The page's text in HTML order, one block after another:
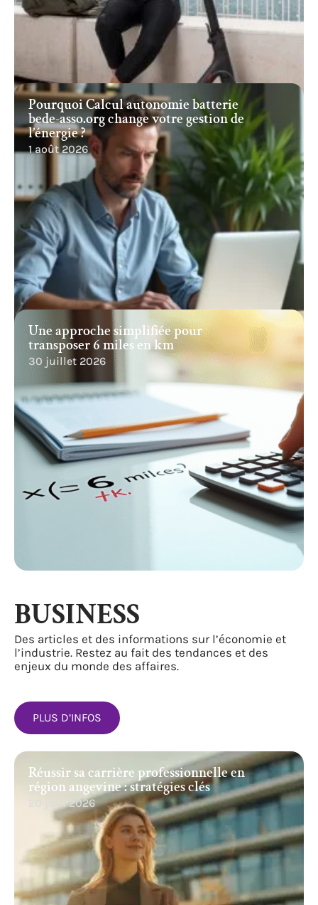
Pourquoi Calcul autonomie batterie
bede-asso.org change votre gestion de
l’énergie ?
1 août 2026
Une approche simplifiée pour
transposer 6 miles en km
30 juillet 2026
Réussir sa carrière professionnelle en
région angevine : stratégies clés
20 juin 2026
BUSINESS
Des articles et des informations sur l’économie et
l’industrie. Restez au fait des tendances et des
enjeux du monde des affaires.
PLUS D’INFOS